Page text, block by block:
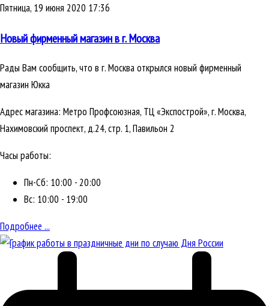
Пятница, 19 июня 2020 17:36
Новый фирменный магазин в г. Москва
Рады Вам сообщить, что в г. Москва открылся новый фирменный
магазин Юкка
Адрес магазина: Метро Профсоюзная, ТЦ «Экспострой», г. Москва,
Нахимовский проспект, д.24, стр. 1, Павильон 2
Часы работы:
Пн-Сб: 10:00 - 20:00
Вс: 10:00 - 19:00
Подробнее ...